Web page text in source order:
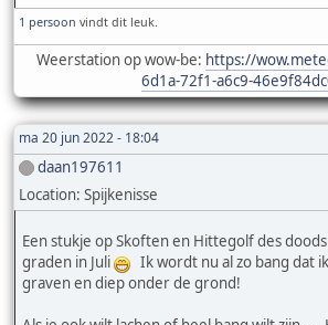
1 persoon vindt dit leuk.
Weerstation op wow-be: https://
6d1a-72f1-a6c9-
ma 20 jun 2022 - 18:04
daan197611
Location: Spijkenisse
Een stukje op Skoften en Hittegolf des
graden in Juli
Ik wordt nu al zo bang dat
graven en diep onder de grond!